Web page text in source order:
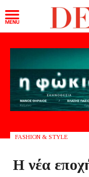
FASHION & STYLE
Η νέα